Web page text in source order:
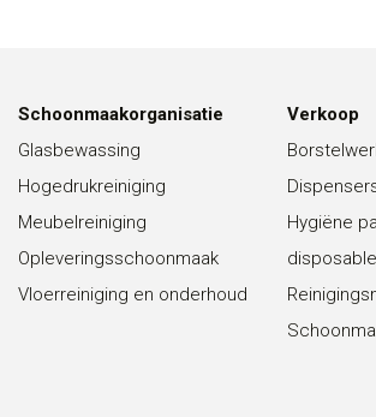
Schoonmaakorganisatie
Glasbewassing
Hogedrukreiniging
Meubelreiniging
Opleveringsschoonmaak
Vloerreiniging en onderhoud
Verkoop
Hygiëne